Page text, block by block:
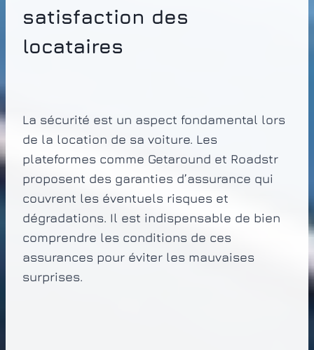
satisfaction des
locataires
La sécurité est un aspect fondamental lors
de la location de sa voiture. Les
plateformes comme Getaround et Roadstr
proposent des garanties d’assurance qui
couvrent les éventuels risques et
dégradations. Il est indispensable de bien
comprendre les conditions de ces
assurances pour éviter les mauvaises
surprises.